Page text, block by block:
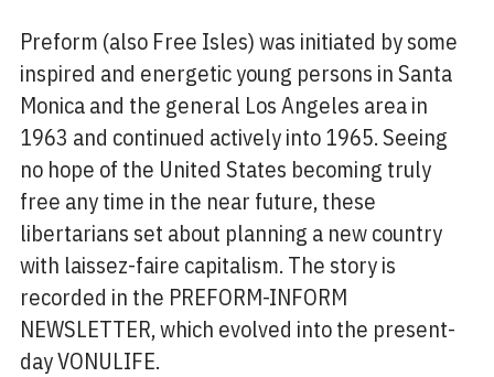
Preform (also Free Isles) was initiated by some
inspired and energetic young persons in Santa
Monica and the general Los Angeles area in
1963 and continued actively into 1965. Seeing
no hope of the United States becoming truly
free any time in the near future, these
libertarians set about planning a new country
with laissez-faire capitalism. The story is
recorded in the PREFORM-INFORM
NEWSLETTER, which evolved into the present-
day VONULIFE.